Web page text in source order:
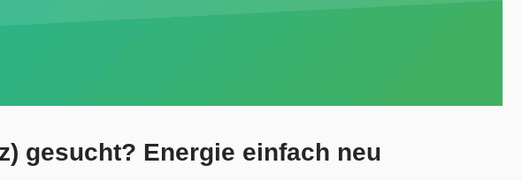
gesucht? Energie einfach neu